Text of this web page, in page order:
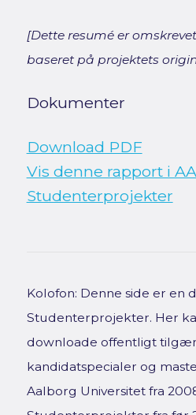
[Dette resumé er
baseret på projektets
Dokumenter
Download PDF
Vis denne rapport i
Studenterprojekter
Kolofon: Denne side er en
Studenterprojekter. Her
downloade offentligt
kandidatspecialer og
Aalborg Universitet fra